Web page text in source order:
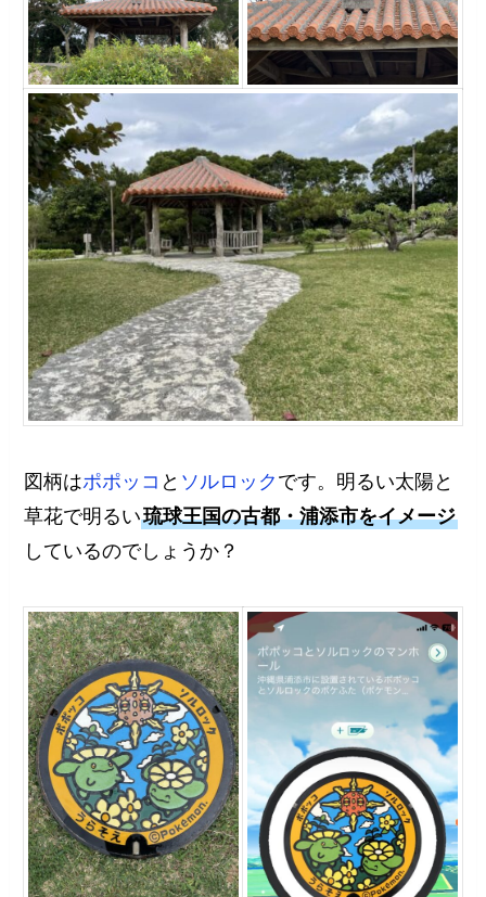
図柄はポポッコ と ソルロック です。明るい太陽と
草花で明るい琉球王国の古都・浦添市をイメージ
しているのでしょうか？